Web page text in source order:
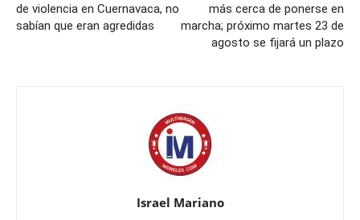
de violencia en Cuernavaca, no
sabían que eran agredidas
más cerca de ponerse en
marcha; próximo martes 23 de
agosto se fijará un plazo
Israel Mariano